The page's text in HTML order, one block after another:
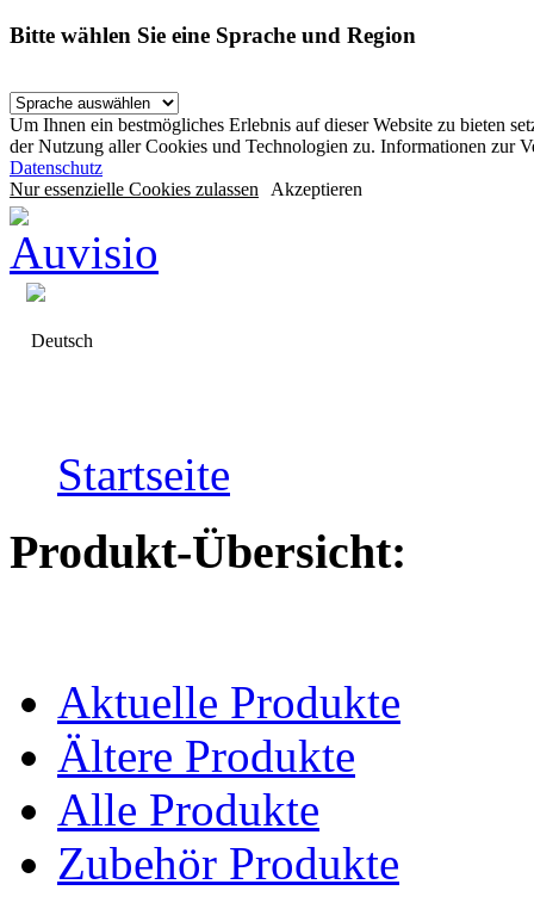
Bitte wählen Sie eine Sprache und Region
Um Ihnen ein bestmögliches Erlebnis auf dieser Website zu bieten
der Nutzung aller Cookies und Technologien zu. Informationen zur
Datenschutz
Nur essenzielle Cookies zulassen Akzeptieren
Deutsch
Startseite
Produkt-Übersicht:
Aktuelle Produkte
Ältere Produkte
Alle Produkte
Zubehör Produkte